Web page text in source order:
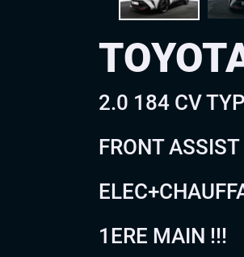
2.0 184 CV
FRONT
1ERE MAIN !!!